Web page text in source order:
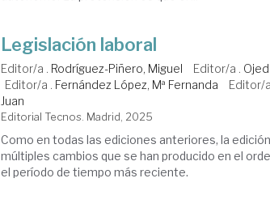
Legislación laboral
Editor/a . Rodríguez-Piñero, Miguel Editor/a .
Editor/a . Fernández López, Mª Fernanda Editor/
Juan
Editorial Tecnos. Madrid, 2025
Como en todas las ediciones anteriores, la
múltiples cambios que se han producido en el
el período de tiempo más reciente.